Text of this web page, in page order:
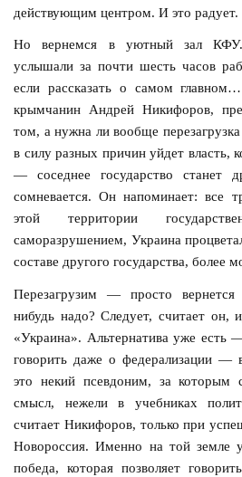
действующим центром. И это радует.
Но вернемся в уютный зал
услышали за почти шесть часов
если рассказать о самом
крымчанин Андрей Никифоров,
том, а нужна ли вообще
в силу разных причин уйдет власть,
— соседнее государство станет
сомневается. Он напоминает: все
этой территории
саморазрушением, Украина
составе другого государства, более
Перезагрузим — просто
нибудь надо? Следует, считает он,
«Украина». Альтернатива уже есть
говорить даже о федерализации —
это некий псевдоним, за которым
смысл, нежели в учебниках
считает Никифоров, только при
Новороссия. Именно на той земле
победа, которая позволяет